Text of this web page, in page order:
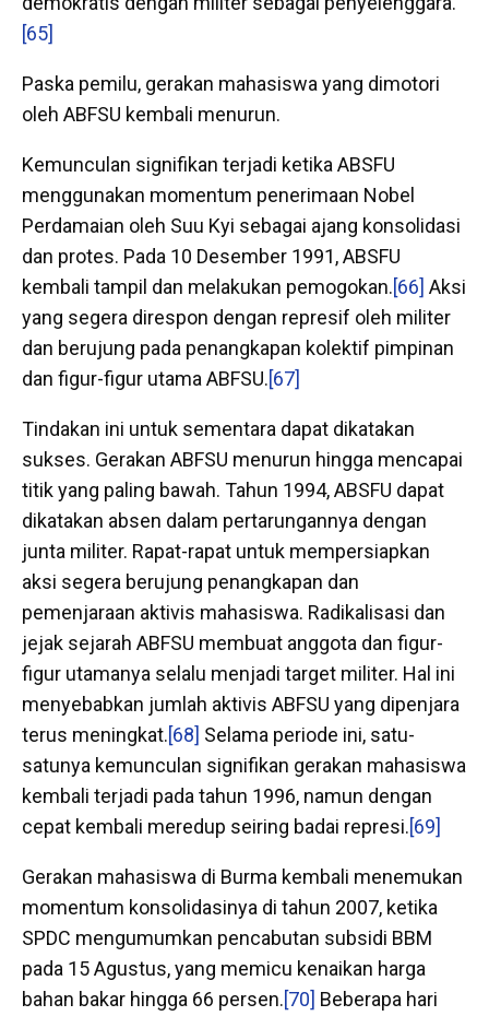
[65]
Paska pemilu, gerakan mahasiswa yang dimotori
oleh ABFSU kembali menurun.
Kemunculan signifikan terjadi ketika ABSFU
menggunakan momentum penerimaan Nobel
Perdamaian oleh Suu Kyi sebagai ajang konsolidasi
dan protes. Pada 10 Desember 1991, ABSFU
kembali tampil dan melakukan pemogokan.[66] Aksi
yang segera direspon dengan represif oleh militer
dan berujung pada penangkapan kolektif pimpinan
dan figur-figur utama ABFSU.[67]
Tindakan ini untuk sementara dapat dikatakan
sukses. Gerakan ABFSU menurun hingga mencapai
titik yang paling bawah. Tahun 1994, ABSFU dapat
dikatakan absen dalam pertarungannya dengan
junta militer. Rapat-rapat untuk mempersiapkan
aksi segera berujung penangkapan dan
pemenjaraan aktivis mahasiswa. Radikalisasi dan
jejak sejarah ABFSU membuat anggota dan figur-
figur utamanya selalu menjadi target militer. Hal ini
menyebabkan jumlah aktivis ABFSU yang dipenjara
terus meningkat.[68] Selama periode ini, satu-
satunya kemunculan signifikan gerakan mahasiswa
kembali terjadi pada tahun 1996, namun dengan
cepat kembali meredup seiring badai represi.[69]
Gerakan mahasiswa di Burma kembali menemukan
momentum konsolidasinya di tahun 2007, ketika
SPDC mengumumkan pencabutan subsidi BBM
pada 15 Agustus, yang memicu kenaikan harga
bahan bakar hingga 66 persen.[70] Beberapa hari